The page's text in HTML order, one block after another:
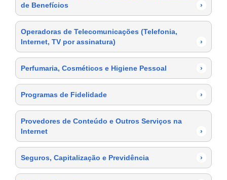
de Benefícios
›
Operadoras de Telecomunicações (Telefonia,
Internet, TV por assinatura)
›
Perfumaria, Cosméticos e Higiene Pessoal ›
Programas de Fidelidade ›
Provedores de Conteúdo e Outros Serviços na
Internet
›
Seguros, Capitalização e Previdência ›